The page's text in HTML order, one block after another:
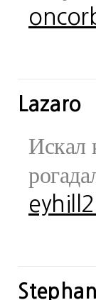
Lazaro
Искал
Stephan